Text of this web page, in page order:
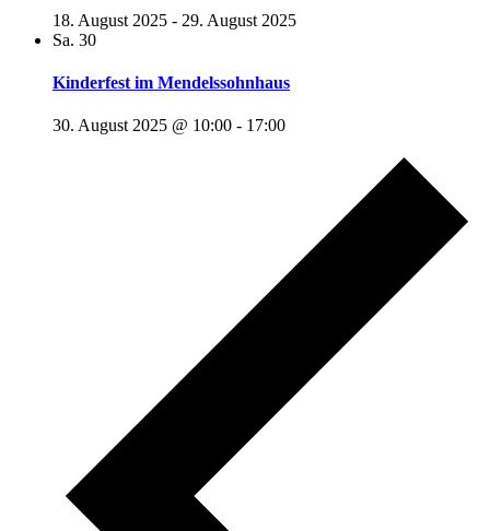
18. August 2025 - 29. August 2025
Sa. 30
Kinderfest im Mendelssohnhaus
30. August 2025 @ 10:00 - 17:00